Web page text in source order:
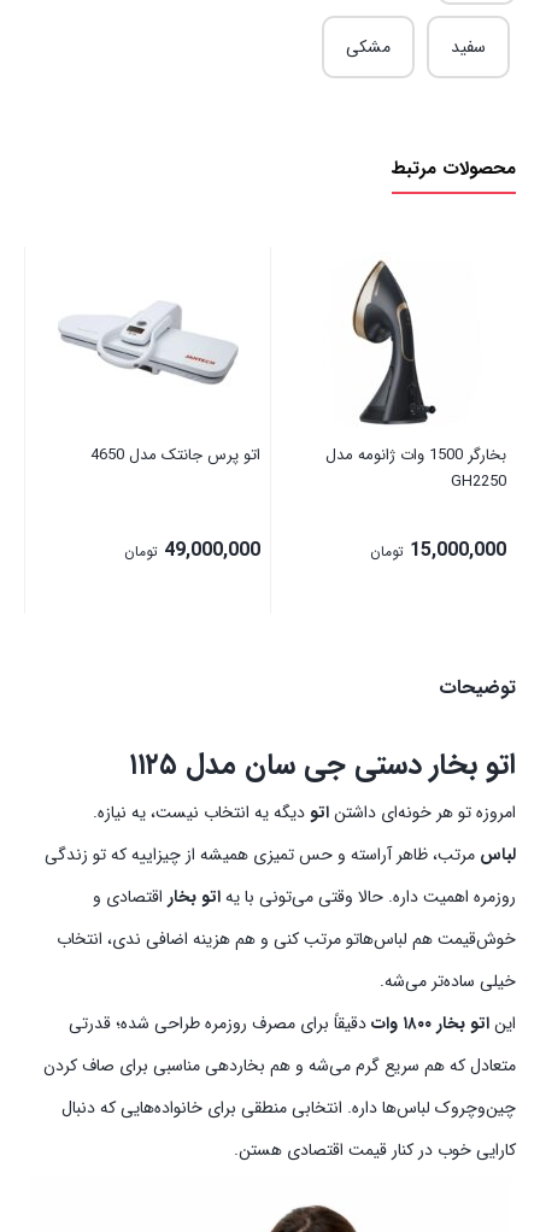
سفید مشکی
محصولات مرتبط
بخارگر 1500 وات ژانومه مدل
GH2250
15,000,000 تومان
اتو پرس جانتک مدل 4650
49,000,000 تومان
توضیحات
اتو بخار دستی جی سان مدل ۱۱۲۵
امروزه تو هر خونه‌ای داشتناتو دیگه یه انتخاب نیست، یه نیازه.
لباس مرتب، ظاهر آراسته و حس تمیزی همیشه از چیزاییه که تو زندگی
روزمره اهمیت داره. حالا وقتی می‌تونی با یهاتو بخار اقتصادی و
خوش‌قیمت هم لباس‌هاتو مرتب کنی و هم هزینه اضافی ندی، انتخاب
خیلی ساده‌تر می‌شه.
ایناتو بخار ۱۸۰۰ وات
دقیقاً برای مصرف روزمره طراحی شده؛ قدرتی
متعادل که هم سریع گرم می‌شه و هم بخاردهی مناسبی برای صاف کردن
چین‌وچروک لباس‌ها داره. انتخابی منطقی برای خانواده‌هایی که دنبال
کارایی خوب در کنار قیمت اقتصادی هستن.